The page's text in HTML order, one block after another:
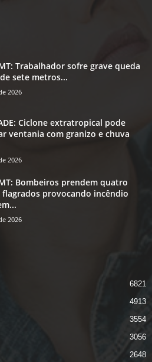
Trabalhador sofre grave queda
sete metros...
2026
Ciclone extratropical pode
ventania com granizo e chuva
2026
Bombeiros prendem quatro
provocando incêndio
2026
6821
4913
3554
3056
2648